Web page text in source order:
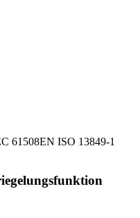
61508EN ISO 13849-1